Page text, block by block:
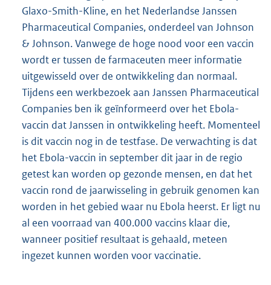
Glaxo-Smith-Kline, en het Nederlandse Janssen
Pharmaceutical Companies, onderdeel van Johnson
& Johnson. Vanwege de hoge nood voor een vaccin
wordt er tussen de farmaceuten meer informatie
uitgewisseld over de ontwikkeling dan normaal.
Tijdens een werkbezoek aan Janssen Pharmaceutical
Companies ben ik geïnformeerd over het Ebola-
vaccin dat Janssen in ontwikkeling heeft. Momenteel
is dit vaccin nog in de testfase. De verwachting is dat
het Ebola-vaccin in september dit jaar in de regio
getest kan worden op gezonde mensen, en dat het
vaccin rond de jaarwisseling in gebruik genomen kan
worden in het gebied waar nu Ebola heerst. Er ligt nu
al een voorraad van 400.000 vaccins klaar die,
wanneer positief resultaat is gehaald, meteen
ingezet kunnen worden voor vaccinatie.